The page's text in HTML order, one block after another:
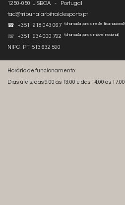
1250-050 LISBOA - Portugal
tad@tribunalarbitraldesporto.pt
☎ +351 218 043 067
(chamada para a rede fixa nacional)
☏ +351 934 000 792 (chamada para a móvel nacional)
NIPC: PT 513 632 590
Horário de funcionamento:
Dias úteis, das 9:00 às 13:00 e das 14:00 às 17:00